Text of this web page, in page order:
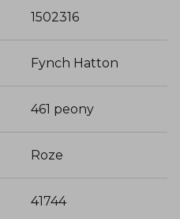
1502316
Fynch Hatton
461 peony
Roze
41744